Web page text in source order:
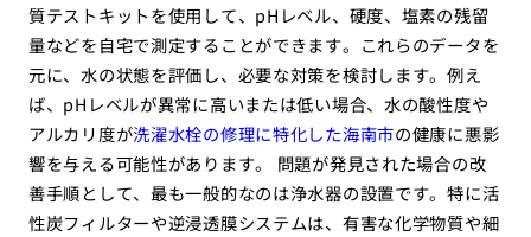
質テストキットを使用して、pHレベル、硬度、塩素の残留
量などを自宅で測定することができます。これらのデータを
元に、水の状態を評価し、必要な対策を検討します。例え
ば、pHレベルが異常に高いまたは低い場合、水の酸性度や
アルカリ度が洗濯水栓の修理に特化した海南市の健康に悪影
響を与える可能性があります。 問題が発見された場合の改
善手順として、最も一般的なのは浄水器の設置です。特に活
性炭フィルターや逆浸透膜システムは、有害な化学物質や細